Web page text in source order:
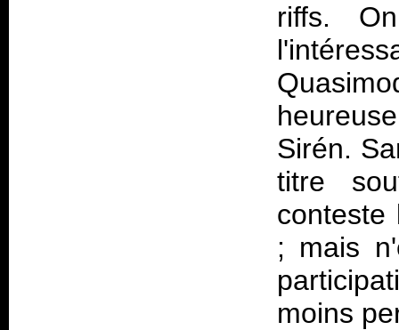
riffs.
Sirén.
titre
conteste
; mais
moins